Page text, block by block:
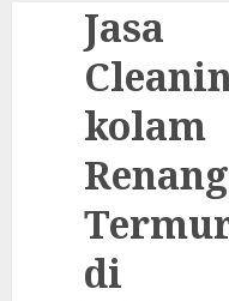
Jasa
kolam
Renang
di